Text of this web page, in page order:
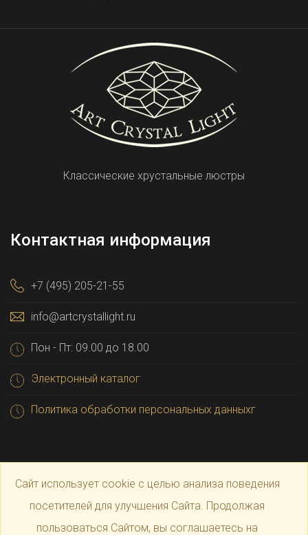
Классические хрустальные люстры
Контактная информация
+7 (495) 205-21-55
info@artcrystallight.ru
Пон - Пт: 09.00 до 18.00
Электронный каталог
Политика обработки персональных данныхг
Сайт использует cookie с целью анализа поведения
посетителей для улучшения Сайта. Продолжая
пользоваться Сайтом, вы соглашаетесь на